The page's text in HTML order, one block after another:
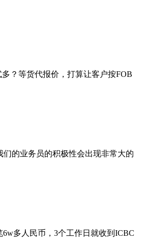
？等货代报价，打算让客户按FOB
的业务员的积极性会出现非常大的
多人民币，3个工作日就收到ICBC